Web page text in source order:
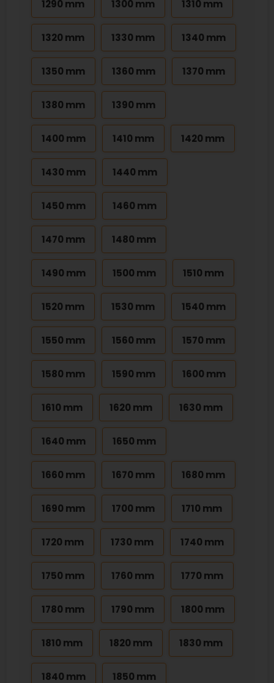
1290 mm 1300 mm 1310 mm
1320 mm 1330 mm 1340 mm
1350 mm 1360 mm 1370 mm
1380 mm 1390 mm
1400 mm 1410 mm 1420 mm
1430 mm 1440 mm
1450 mm 1460 mm
1470 mm 1480 mm
1490 mm 1500 mm 1510 mm
1520 mm 1530 mm 1540 mm
1550 mm 1560 mm 1570 mm
1580 mm 1590 mm 1600 mm
1610 mm 1620 mm 1630 mm
1640 mm 1650 mm
1660 mm 1670 mm 1680 mm
1690 mm 1700 mm 1710 mm
1720 mm 1730 mm 1740 mm
1750 mm 1760 mm 1770 mm
1780 mm 1790 mm 1800 mm
1810 mm 1820 mm 1830 mm
1840 mm 1850 mm